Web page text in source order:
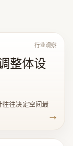
行业观察
整体设
往往决定空间最
→